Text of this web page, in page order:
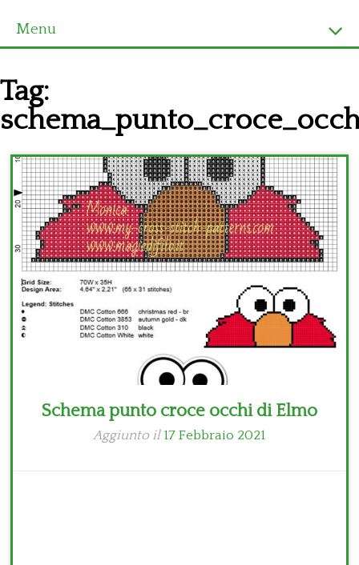
Menu
Ultimi schemi
Alfabeto
Bambini
Disney
Thun
Tag:
Schema punto croce occhi di Elmo
Aggiunto il 17 Febbraio 2021